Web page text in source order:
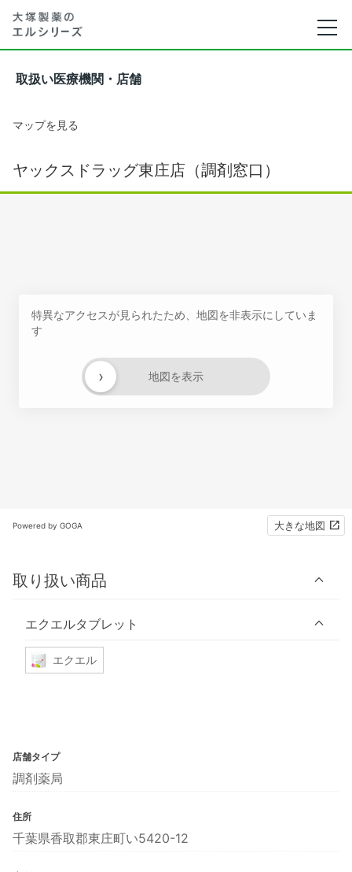
取扱い医療機関・店舗
マップを見る
ヤックスドラッグ東庄店（調剤窓口）
特異なアクセスが見られたため、地図を非表示にしていま
す
地図を表示
›
Powered by GOGA 大きな地図
取り扱い商品
エクエルタブレット
エクエル
店舗タイプ
調剤薬局
住所
千葉県香取郡東庄町い5420-12